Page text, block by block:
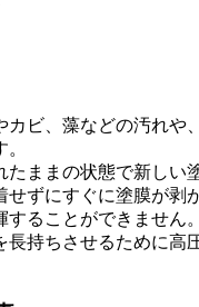
カビ、藻などの汚れや
たままの状態で新しい
せずにすぐに塗膜が剥
ることができません。
長持ちさせるために高